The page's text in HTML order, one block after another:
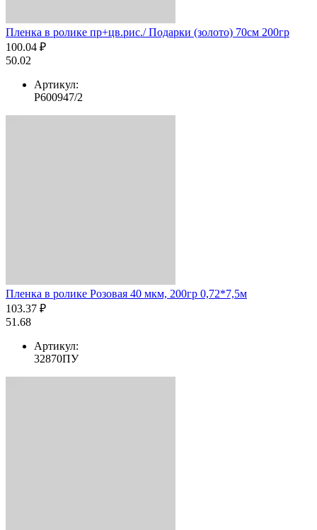
Пленка в ролике пр+цв.рис./ Подарки (золото) 70см 200гр
100.04 ₽
50.02
Артикул:
Р600947/2
Пленка в ролике Розовая 40 мкм, 200гр 0,72*7,5м
103.37 ₽
51.68
Артикул:
32870ПУ